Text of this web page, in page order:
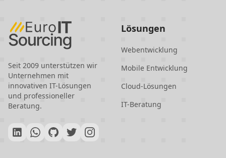
bietet Unternehmen Zugang zu
erstklassigen IT-Talenten zu
wettbewerbsfähigen Preisen und mit
minimalen sprachlichen und
kulturellen Barrieren. Das
Engagement des Landes für
Datenschutz und Innovation steigert
und hochmoderner IT-Outsourcing-
Seit 2009 unterstützen wir
Unternehmen mit
innovativen IT-Lösungen
und professioneller
Beratung.
Lösungen
Webentwicklung
Mobile Entwicklung
Cloud-Lösungen
IT-Beratung